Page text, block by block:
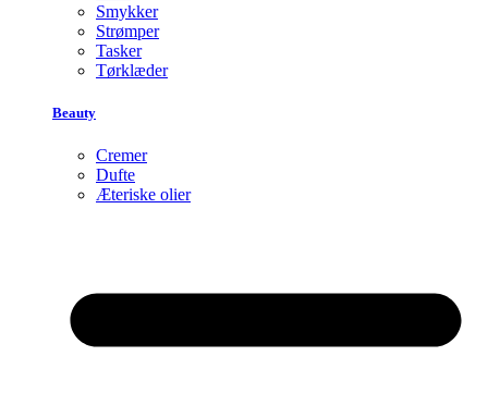
Smykker
Strømper
Tasker
Tørklæder
Beauty
Cremer
Dufte
Æteriske olier